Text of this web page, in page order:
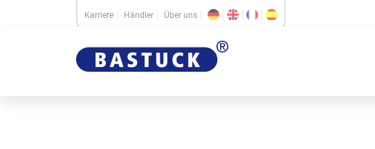
Karriere Händler Über uns